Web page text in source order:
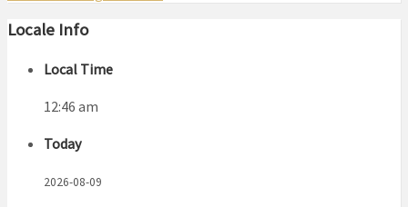
Locale Info
Local Time
12:46 am
Today
2026-08-09